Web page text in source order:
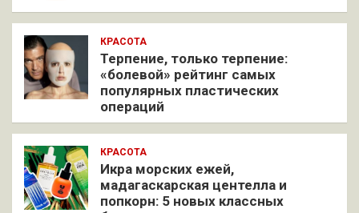
КРАСОТА
Терпение, только терпение:
«болевой» рейтинг самых
популярных пластических
операций
КРАСОТА
Икра морских ежей,
мадагаскарская центелла и
попкорн: 5 новых классных